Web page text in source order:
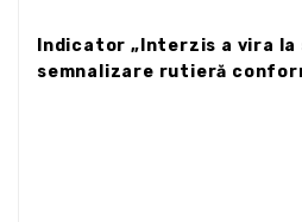
Indicator „Interzis a vira la
semnalizare rutieră